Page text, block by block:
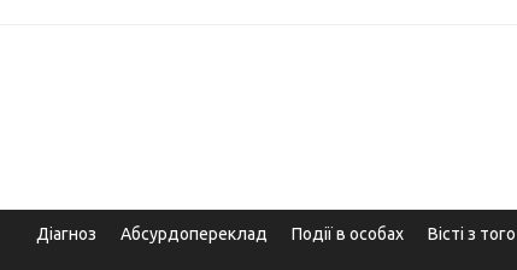
Діагноз Абсурдопереклад Події в особах Вісті з